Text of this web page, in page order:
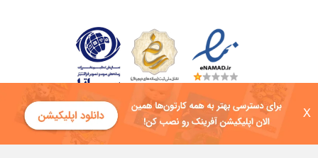
X
کلیه حقوق این سایت به شرکت توسعه فناوی هفت آسمان توکان تعلق دارد و